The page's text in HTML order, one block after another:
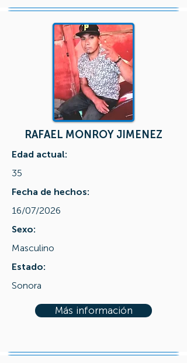
RAFAEL MONROY JIMENEZ
Edad actual:
35
Fecha de hechos:
16/07/2026
Sexo:
Masculino
Estado:
Sonora
Más información